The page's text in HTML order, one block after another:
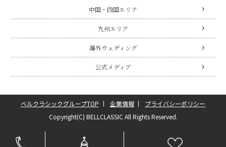
中国・四国エリア
九州エリア
海外ウェディング
公式メディア
ベルクラシックグループTOP 企業情報
プライバシーポリシー
Copyright(C) BELLCLASSIC All Rights Reserved.